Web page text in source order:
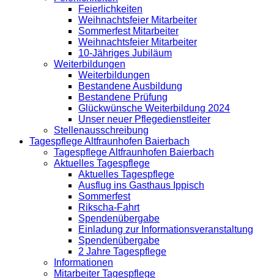
Feierlichkeiten
Weihnachtsfeier Mitarbeiter
Sommerfest Mitarbeiter
Weihnachtsfeier Mitarbeiter
10-Jähriges Jubiläum
Weiterbildungen
Weiterbildungen
Bestandene Ausbildung
Bestandene Prüfung
Glückwünsche Weiterbildung 2024
Unser neuer Pflegedienstleiter
Stellenausschreibung
Tagespflege Altfraunhofen Baierbach
Tagespflege Altfraunhofen Baierbach
Aktuelles Tagespflege
Aktuelles Tagespflege
Ausflug ins Gasthaus Ippisch
Sommerfest
Rikscha-Fahrt
Spendenübergabe
Einladung zur Informationsveranstaltung
Spendenübergabe
2 Jahre Tagespflege
Informationen
Mitarbeiter Tagespflege